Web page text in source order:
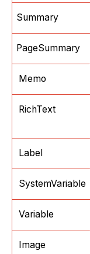
Summary
PageSummary
Memo
RichText
Label
SystemVariable
Variable
Image